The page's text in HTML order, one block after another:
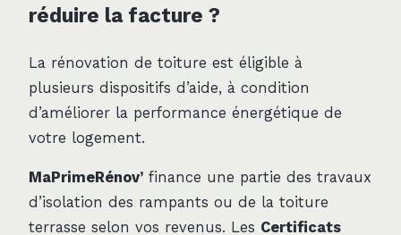
réduire la facture ?
La rénovation de toiture est éligible à
plusieurs dispositifs d’aide, à condition
d’améliorer la performance énergétique de
votre logement.
MaPrimeRénov’ finance une partie des travaux
d’isolation des rampants ou de la toiture
terrasse selon vos revenus. Les Certificats